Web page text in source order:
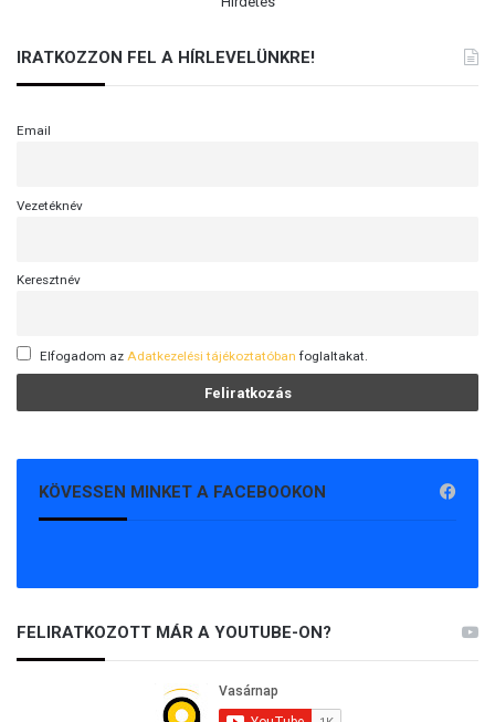
IRATKOZZON FEL A HÍRLEVELÜNKRE!
Email
Vezetéknév
Keresztnév
Elfogadom az Adatkezelési tájékoztatóban foglaltakat.
KÖVESSEN MINKET A FACEBOOKON
FELIRATKOZOTT MÁR A YOUTUBE-ON?